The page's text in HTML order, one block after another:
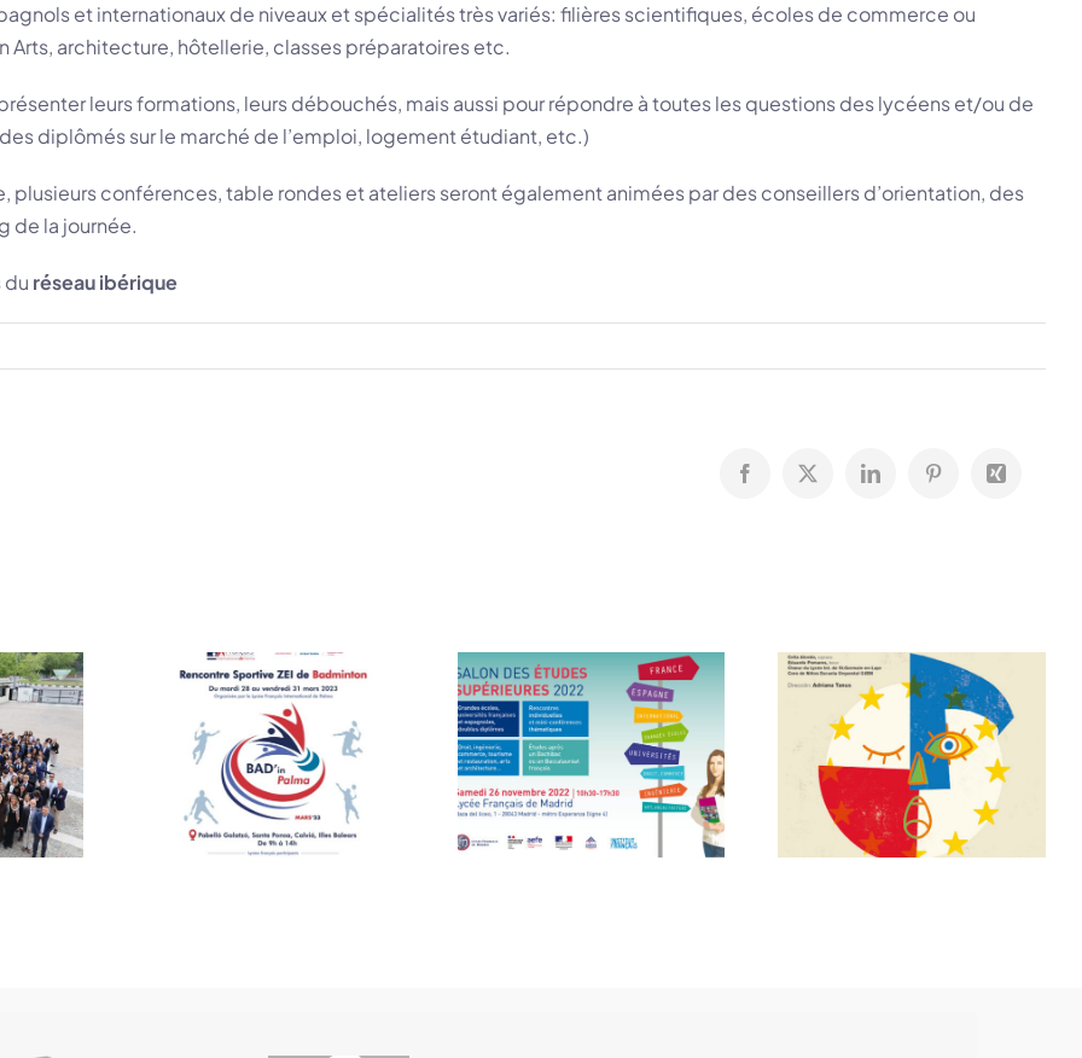
et internationaux de niveaux et spécialités très variés: filières scientifiques, écoles de commerce ou
Arts, architecture, hôtellerie, classes préparatoires etc.
leurs formations, leurs débouchés, mais aussi pour répondre à toutes les questions des lycéens et/ou de
diplômés sur le marché de l’emploi, logement étudiant, etc.)
plusieurs conférences, table rondes et ateliers seront également animées par des conseillers d’orientation, des
de la journée.
du réseau ibérique
Facebook
X LinkedInPinterestXing
Salon des
études
supérieures à
Madrid
Le LF Madrid
célèbre la
journée de
l’Europe
1ère pierre au
LF Madrid